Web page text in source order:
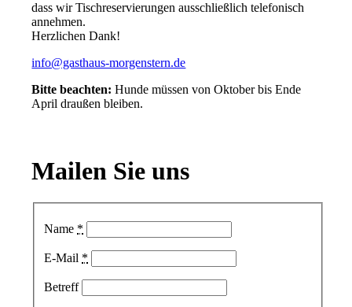
dass wir Tischreservierungen ausschließlich telefonisch
annehmen.
Herzlichen Dank!
info@gasthaus-morgenstern.de
Bitte beachten: Hunde müssen von Oktober bis Ende
April draußen bleiben.
Mailen Sie uns
Name *
E-Mail *
Betreff